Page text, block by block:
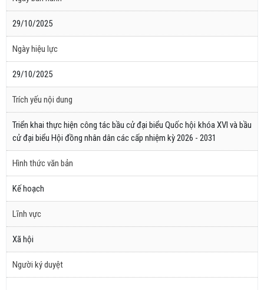
29/10/2025
Ngày hiệu lực
29/10/2025
Trích yếu nội dung
Triển khai thực hiện công tác bầu cử đại biểu Quốc hội khóa XVI và bầu
cử đại biểu Hội đồng nhân dân các cấp nhiệm kỳ 2026 - 2031
Hình thức văn bản
Kế hoạch
Lĩnh vực
Xã hội
Người ký duyệt